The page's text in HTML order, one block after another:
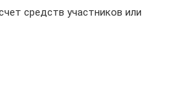
средств участников или